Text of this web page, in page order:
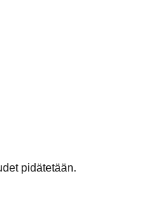
pidätetään.